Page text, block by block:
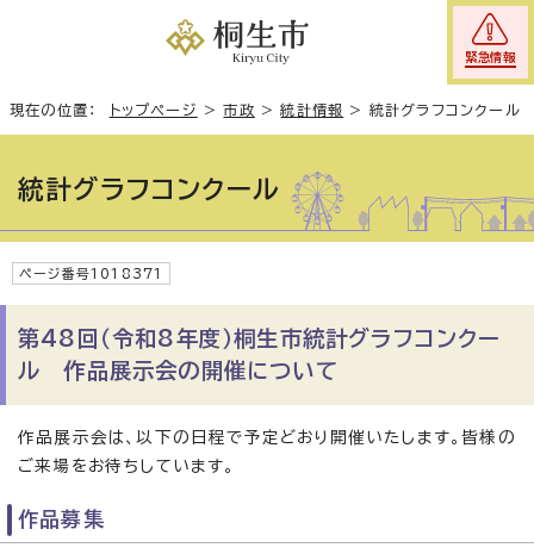
緊急情報
現在の位置： トップページ >市政 >統計情報 > 統計グラフコンクール
統計グラフコンクール
ページ番号1018371
第48回（令和8年度）桐生市統計グラフコンクー
ル 作品展示会の開催について
作品展示会は、以下の日程で予定どおり開催いたします。皆様の
ご来場をお待ちしています。
作品募集